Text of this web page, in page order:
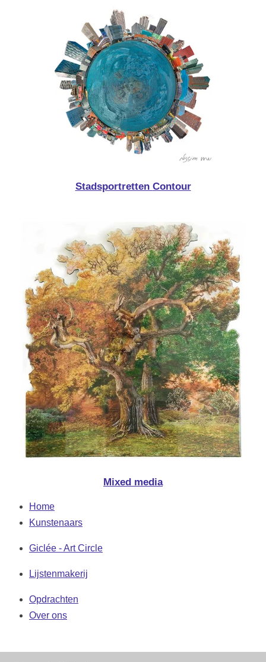
Stadsportretten Contour
Mixed media
Home
Kunstenaars
Giclée - Art Circle
Lijstenmakerij
Opdrachten
Over ons